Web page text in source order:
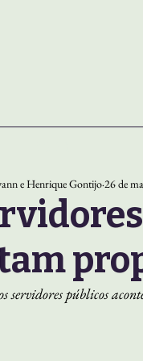
e Henrique Gontijo26 de
servidores públicos